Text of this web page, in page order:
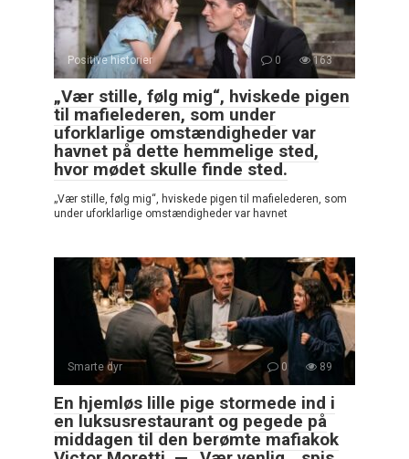
Positive historier 0 163
„Vær stille, følg mig“, hviskede pigen
til mafielederen, som under
uforklarlige omstændigheder var
havnet på dette hemmelige sted,
hvor mødet skulle finde sted.
„Vær stille, følg mig“, hviskede pigen til mafielederen, som
under uforklarlige omstændigheder var havnet
Smarte dyr 0 89
En hjemløs lille pige stormede ind i
en luksusrestaurant og pegede på
middagen til den berømte mafiakok